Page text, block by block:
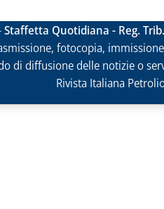
Staffetta Quotidiana - Reg.
fotocopia,
di diffusione delle notizie o
Rivista Italiana